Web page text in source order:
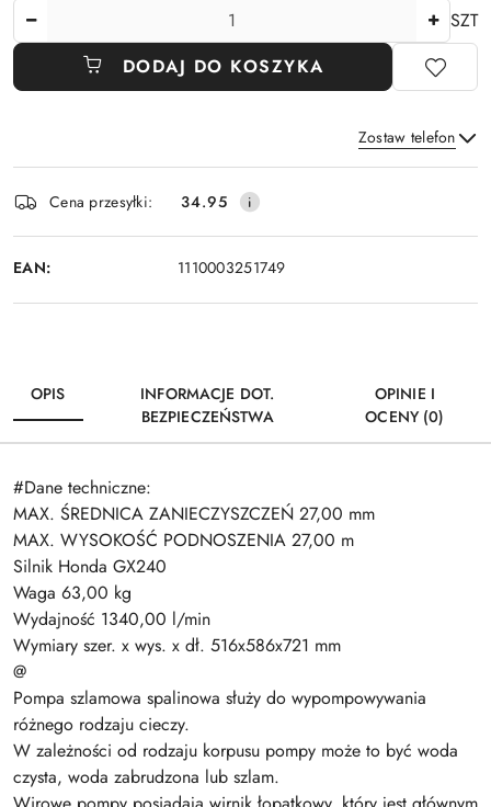
SZT
DODAJ DO KOSZYKA
Zostaw telefon
Wyślij
i
dostawa
Cena przesyłki: 34.95
EAN: 1110003251749
OPIS
INFORMACJE DOT.
BEZPIECZEŃSTWA
OPINIE I
OCENY (0)
#Dane techniczne:
MAX. ŚREDNICA ZANIECZYSZCZEŃ 27,00 mm
MAX. WYSOKOŚĆ PODNOSZENIA 27,00 m
Silnik Honda GX240
Waga 63,00 kg
Wydajność 1340,00 l/min
Wymiary szer. x wys. x dł. 516x586x721 mm
@
Pompa szlamowa spalinowa służy do wypompowywania
różnego rodzaju cieczy.
W zależności od rodzaju korpusu pompy może to być woda
czysta, woda zabrudzona lub szlam.